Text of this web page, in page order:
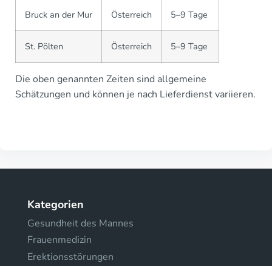
Bruck an der Mur Österreich 5–9 Tage
St. Pölten Österreich 5–9 Tage
Die oben genannten Zeiten sind allgemeine
Schätzungen und können je nach Lieferdienst variieren.
Kategorien
Gesundheit des Mannes
Frauenmedizin
Erektionsstörungen